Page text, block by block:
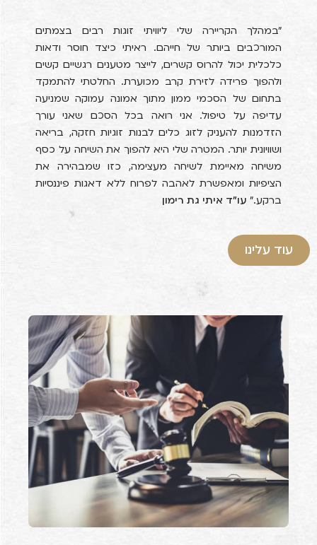
"במהלך הקריירה שלי ליוויתי זוגות רבים בצמתים
המורכבים ביותר של חייהם. ראיתי כיצד חוסר ודאות
כלכלית יכול להרוס קשרים, לייצר מטענים רגשיים קשים
ולהפוך פרידה לזירת קרב מכוערת. החלטתי להתמקד
בתחום של הסכמי ממון מתוך אמונה עמוקה שמניעה
עדיפה על טיפול. אני רואה בכל הסכם שאני עורך
הזדמנות להעניק לזוג כלים לבנות זוגיות חזקה, בריאה
ושוויונית יותר. המטרה שלי היא להפוך את השיחה על כסף
משיחה מאיימת לשיחה מעצימה, כזו שמבהירה את
הציפיות ומאפשרת לאהבה לפרוח ללא דאגות פיננסיות
ברקע." עו"ד איתי גת רימון
עוד עלינו